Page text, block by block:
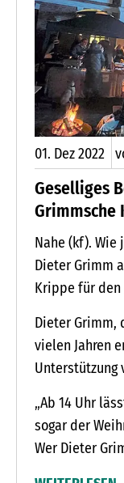
01. Dez2022
Geselliges
Grimmsche
Nahe (kf).
Dieter Grimm
Krippe für den
Sonnabend,
wieder die
sowie
er diesmal
Hamburg
Dieter Grimm,
vielen Jahren
Unterstützung
oder den
„Ab 14 Uhr
sogar der
Wer Dieter